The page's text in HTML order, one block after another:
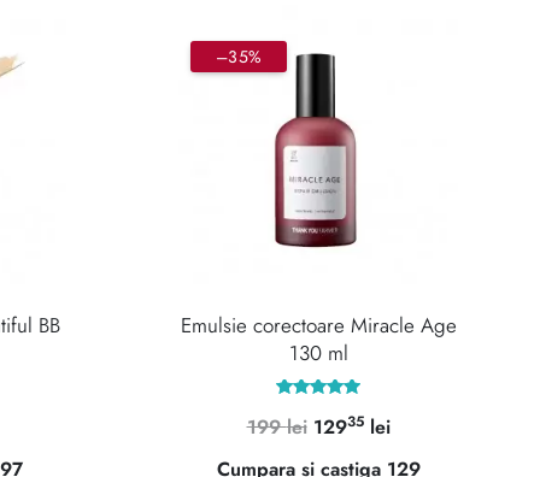
BB
curent
–35%
Emulsie corectoare Miracle Age
130 ml
5.00
din 5
199lei Prețul
inițial
12935 leiPrețul
curent
Cumpara si castiga 129